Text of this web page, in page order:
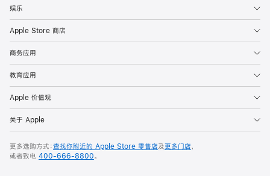
娱乐
Apple Store 商店
商务应用
教育应用
Apple 价值观
关于 Apple
更多选购方式：查找你附近的 Apple Store 零售店及更多门店，
或者致电 400-666-8800。